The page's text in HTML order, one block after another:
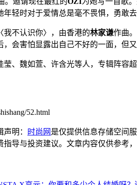
轻时对于爱情总是毫不畏惧，勇敢
不认识你〉，由香港的林家谦作曲
会害怕显露出自己不好的一面，但
魏如萱、许含光等人，专辑阵容
52.html
明： 时尚网 是仅提供信息存储空间
导与投资建议。文章内容仅供参考，